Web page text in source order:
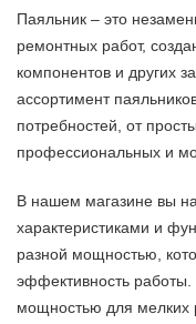
Паяльник – это
ремонтных работ,
компонентов и других
ассортимент
потребностей, от
профессиональных и
В нашем магазине вы
характеристиками и
разной мощностью,
эффективность
мощностью для мелких